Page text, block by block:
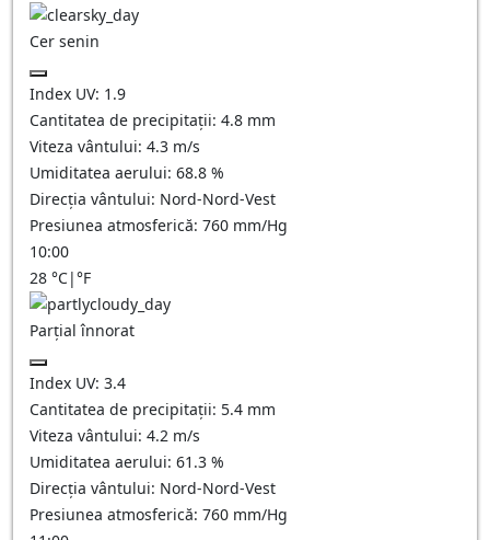
Cer senin
Index UV: 1.9
Cantitatea de precipitații: 4.8 mm
Viteza vântului: 4.3 m/s
Umiditatea aerului: 68.8 %
Direcția vântului: Nord-Nord-Vest
Presiunea atmosferică: 760 mm/Hg
10:00
28 °C|°F
Parțial înnorat
Index UV: 3.4
Cantitatea de precipitații: 5.4 mm
Viteza vântului: 4.2 m/s
Umiditatea aerului: 61.3 %
Direcția vântului: Nord-Nord-Vest
Presiunea atmosferică: 760 mm/Hg